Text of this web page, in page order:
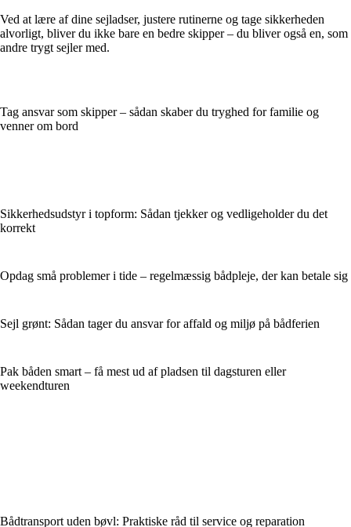
Ved at lære af dine sejladser, justere rutinerne og tage sikkerheden
alvorligt, bliver du ikke bare en bedre skipper – du bliver også en, som
andre trygt sejler med.
Tag ansvar som skipper – sådan skaber du tryghed for familie og
venner om bord
Sikkerhedsudstyr i topform: Sådan tjekker og vedligeholder du det
korrekt
Opdag små problemer i tide – regelmæssig bådpleje, der kan betale sig
Sejl grønt: Sådan tager du ansvar for affald og miljø på bådferien
Pak båden smart – få mest ud af pladsen til dagsturen eller
weekendturen
Bådtransport uden bøvl: Praktiske råd til service og reparation